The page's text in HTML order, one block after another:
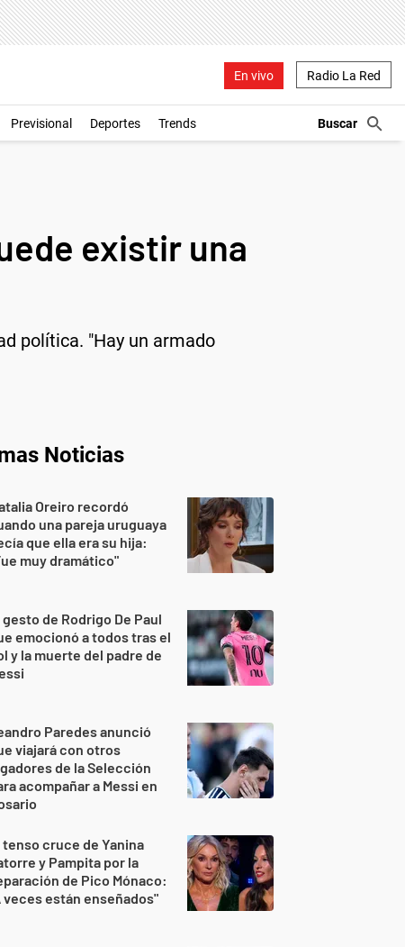
En vivo Radio La Red
Previsional Deportes Trends
existir una
política. "Hay un armado
Noticias
Oreiro recordó
una pareja uruguaya
que ella era su hija:
muy dramático"
gesto de Rodrigo De Paul
emocionó a todos tras el
y la muerte del padre de
Paredes anunció
viajará con otros
de la Selección
acompañar a Messi en
tenso cruce de Yanina
y Pampita por la
de Pico Mónaco:
veces están enseñados"